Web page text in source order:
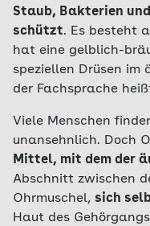
Staub, Bakterien
schützt. Es besteht
hat eine gelblich-
speziellen Drüsen im
der Fachsprache
Viele Menschen
unansehnlich. Doch
Mittel, mit dem der
Abschnitt zwischen
Ohrmuschel, sich
Haut des